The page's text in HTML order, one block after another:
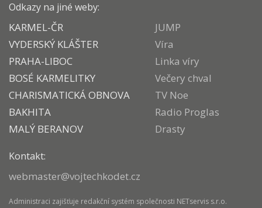
Odkazy na jiné weby:
KARMEL-ČR
VYDERSKÝ KLÁŠTER
PRAHA-LIBOC
BOSÉ KARMELITKY
CHARISMATICKÁ OBNOVA
BAKHITA
MALÝ BERANOV
JUMP
Víra
Linka víry
Večery chval
TV Noe
Radio Proglas
Drasty
Kontakt:
webmaster@vojtechkodet.cz
Administraci zajišťuje redakční systém společnosti NETservis s.r.o.